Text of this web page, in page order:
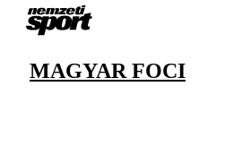
MAGYAR FOCI